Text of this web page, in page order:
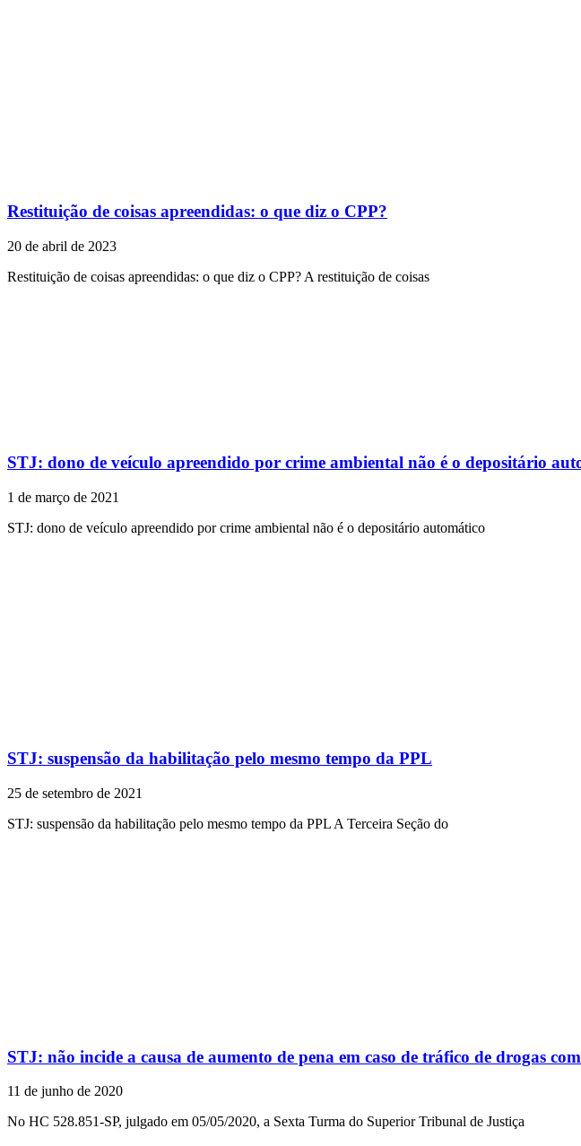
Restituição de coisas apreendidas: o que diz o CPP?
20 de abril de 2023
Restituição de coisas apreendidas: o que diz o CPP? A restituição de coisas
STJ: dono de veículo apreendido por crime ambiental não é o depositário
1 de março de 2021
STJ: dono de veículo apreendido por crime ambiental não é o depositário automático
STJ: suspensão da habilitação pelo mesmo tempo da PPL
25 de setembro de 2021
STJ: suspensão da habilitação pelo mesmo tempo da PPL A Terceira Seção do
STJ: não incide a causa de aumento de pena em caso de tráfico de drogas
11 de junho de 2020
No HC 528.851-SP, julgado em 05/05/2020, a Sexta Turma do Superior Tribunal de Justiça